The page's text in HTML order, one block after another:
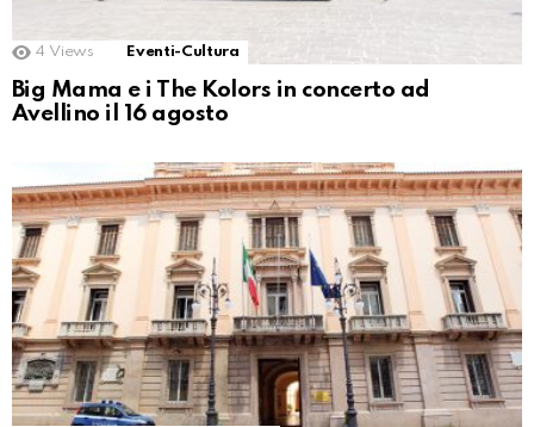
4 Views Eventi-Cultura
Big Mama e i The Kolors in concerto ad
Avellino il 16 agosto